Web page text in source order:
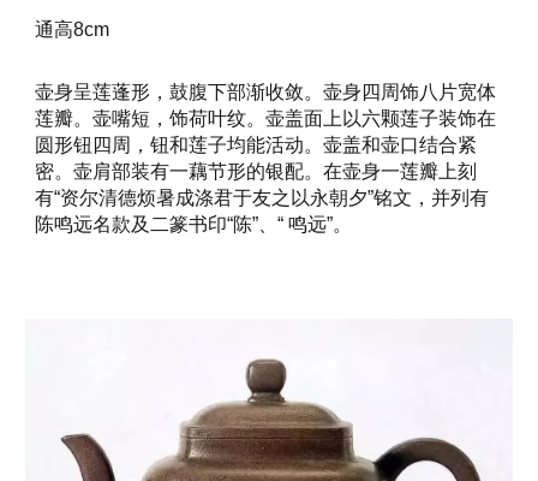
通高8cm
壶身呈莲蓬形，鼓腹下部渐收敛。壶身四周饰八片宽体
莲瓣。壶嘴短，饰荷叶纹。壶盖面上以六颗莲子装饰在
圆形钮四周，钮和莲子均能活动。壶盖和壶口结合紧
密。壶肩部装有一藕节形的银配。在壶身一莲瓣上刻
有“资尔清德烦暑成涤君于友之以永朝夕”铭文，并列有
陈鸣远名款及二篆书印“陈”、“ 鸣远”。